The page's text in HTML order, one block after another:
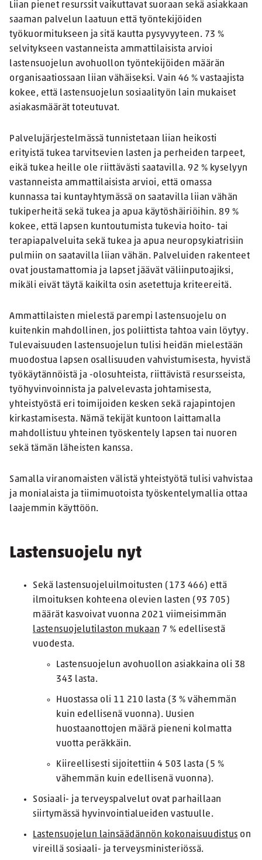
Liian pienet resurssit vaikuttavat suoraan sekä asiakkaan
saaman palvelun laatuun että työntekijöiden
työkuormitukseen ja sitä kautta pysyvyyteen. 73 %
selvitykseen vastanneista ammattilaisista arvioi
lastensuojelun avohuollon työntekijöiden määrän
organisaatiossaan liian vähäiseksi. Vain 46 % vastaajista
kokee, että lastensuojelun sosiaalityön lain mukaiset
asiakasmäärät toteutuvat.
Palvelujärjestelmässä tunnistetaan liian heikosti
erityistä tukea tarvitsevien lasten ja perheiden tarpeet,
eikä tukea heille ole riittävästi saatavilla. 92 % kyselyyn
vastanneista ammattilaisista arvioi, että omassa
kunnassa tai kuntayhtymässä on saatavilla liian vähän
tukiperheitä sekä tukea ja apua käytöshäiriöihin. 89 %
kokee, että lapsen kuntoutumista tukevia hoito- tai
terapiapalveluita sekä tukea ja apua neuropsykiatrisiin
pulmiin on saatavilla liian vähän. Palveluiden rakenteet
ovat joustamattomia ja lapset jäävät väliinputoajiksi,
mikäli eivät täytä kaikilta osin asetettuja kriteereitä.
Ammattilaisten mielestä parempi lastensuojelu on
kuitenkin mahdollinen, jos poliittista tahtoa vain löytyy.
Tulevaisuuden lastensuojelun tulisi heidän mielestään
muodostua lapsen osallisuuden vahvistumisesta, hyvistä
työkäytännöistä ja -olosuhteista, riittävistä resursseista,
työhyvinvoinnista ja palvelevasta johtamisesta,
yhteistyöstä eri toimijoiden kesken sekä rajapintojen
kirkastamisesta. Nämä tekijät kuntoon laittamalla
mahdollistuu yhteinen työskentely lapsen tai nuoren
sekä tämän läheisten kanssa.
Samalla viranomaisten välistä yhteistyötä tulisi vahvistaa
ja monialaista ja tiimimuotoista työskentelymallia ottaa
laajemmin käyttöön.
Lastensuojelu nyt
Sekä lastensuojeluilmoitusten (173 466) että
ilmoituksen kohteena olevien lasten (93 705)
määrät kasvoivat vuonna 2021 viimeisimmän
lastensuojelutilaston mukaan 7 % edellisestä
vuodesta.
Lastensuojelun avohuollon asiakkaina oli 38
343 lasta.
Huostassa oli 11 210 lasta (3 % vähemmän
kuin edellisenä vuonna). Uusien
huostaanottojen määrä pieneni kolmatta
vuotta peräkkäin.
Kiireellisesti sijoitettiin 4 503 lasta (5 %
vähemmän kuin edellisenä vuonna).
Sosiaali- ja terveyspalvelut ovat parhaillaan
siirtymässä hyvinvointialueiden vastuulle.
Lastensuojelun lainsäädännön kokonaisuudistus on
vireillä sosiaali- ja terveysministeriössä.